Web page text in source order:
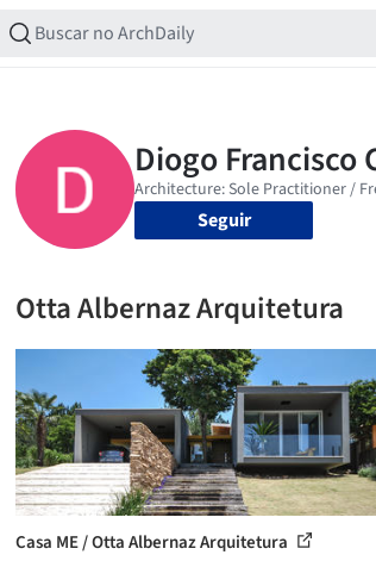
Seguir
Otta Albernaz Arquitetura
Casa ME / Otta Albernaz Arquitetura